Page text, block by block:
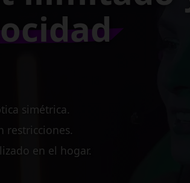
y medianas empresas.
tus procesos críticos.